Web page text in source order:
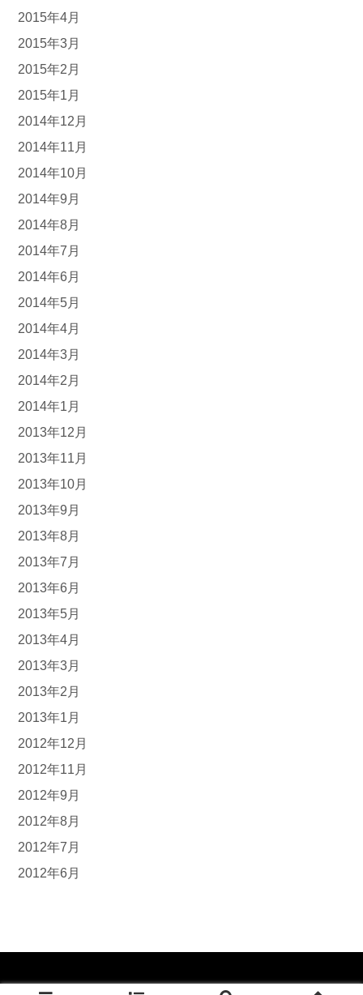
2015年4月
2015年3月
2015年2月
2015年1月
2014年12月
2014年11月
2014年10月
2014年9月
2014年8月
2014年7月
2014年6月
2014年5月
2014年4月
2014年3月
2014年2月
2014年1月
2013年12月
2013年11月
2013年10月
2013年9月
2013年8月
2013年7月
2013年6月
2013年5月
2013年4月
2013年3月
2013年2月
2013年1月
2012年12月
2012年11月
2012年9月
2012年8月
2012年7月
2012年6月